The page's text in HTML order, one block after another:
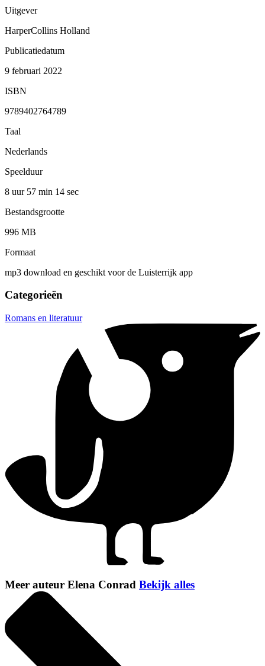
Uitgever
HarperCollins Holland
Publicatiedatum
9 februari 2022
ISBN
9789402764789
Taal
Nederlands
Speelduur
8 uur 57 min 14 sec
Bestandsgrootte
996 MB
Formaat
mp3 download en geschikt voor de Luisterrijk app
Categorieën
Romans en literatuur
Meer auteur Elena Conrad Bekijk alles